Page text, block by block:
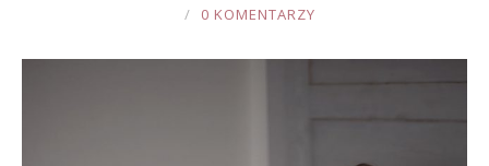
0 KOMENTARZY